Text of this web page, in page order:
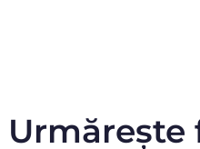
Urmărește